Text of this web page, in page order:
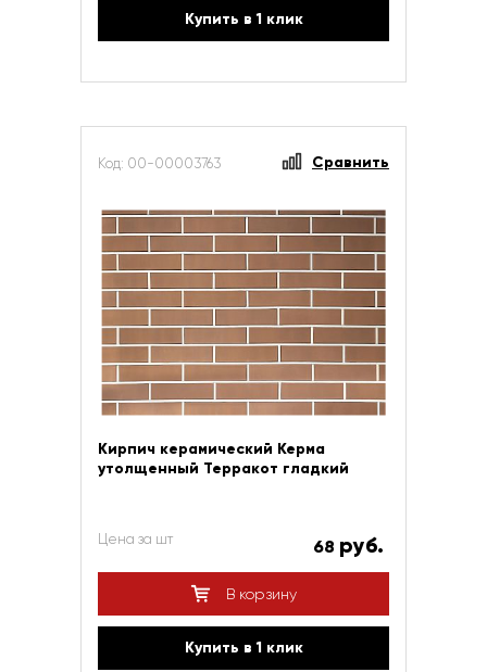
Купить в 1 клик
Код: 00-00003763 Сравнить
Кирпич керамический Керма
утолщенный Терракот гладкий
Цена за шт 68 руб.
В корзину
Купить в 1 клик